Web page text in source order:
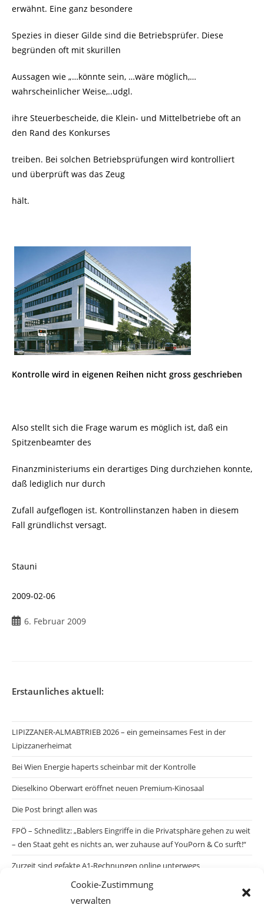
Cookie-Zustimmung
verwalten
erwähnt. Eine ganz besondere
Spezies in dieser Gilde sind die Betriebsprüfer. Diese
begründen oft mit skurillen
Aussagen wie „…könnte sein, …wäre möglich,…
wahrscheinlicher Weise,..udgl.
ihre Steuerbescheide, die Klein- und Mittelbetriebe oft an
den Rand des Konkurses
treiben. Bei solchen Betriebsprüfungen wird kontrolliert
und überprüft was das Zeug
hält.
Kontrolle wird in eigenen Reihen nicht gross geschrieben
Also stellt sich die Frage warum es möglich ist, daß ein
Spitzenbeamter des
Finanzministeriums ein derartiges Ding durchziehen konnte,
daß lediglich nur durch
Zufall aufgeflogen ist. Kontrollinstanzen haben in diesem
Fall gründlichst versagt.
Stauni
2009-02-06
Beitrag
6. Februar 2009
Erstaunliches aktuell:
LIPIZZANER-ALMABTRIEB 2026 – ein gemeinsames Fest in der
Lipizzanerheimat
Bei Wien Energie haperts scheinbar mit der Kontrolle
Dieselkino Oberwart eröffnet neuen Premium-Kinosaal
Die Post bringt allen was
FPÖ – Schnedlitz: „Bablers Eingriffe in die Privatsphäre gehen zu weit
– den Staat geht es nichts an, wer zuhause auf YouPorn & Co surft!“
Zurzeit sind gefakte A1-Rechnungen online unterwegs
Salzburgs Juden und ihre Sicherheit: „Erst nach einem Anschlag wäre
die Gefahr endlich konkret!“